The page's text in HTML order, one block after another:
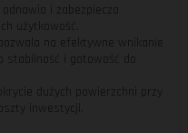
i zabezpiecza
użytkowość.
na efektywne wnikanie
stabilność i gotowość do
dużych powierzchni przy
inwestycji.